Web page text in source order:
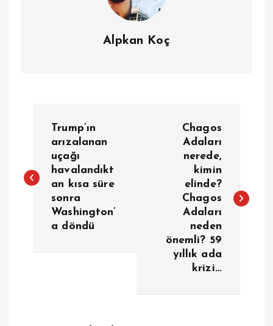
Alpkan Koç
z
Trump’ın
arızalanan
uçağı
havalandıkt
an kısa süre
sonra
Washington’
a döndü
Chagos
Adaları
nerede,
kimin
elinde?
Chagos
Adaları
neden
önemli? 59
yıllık ada
krizi…